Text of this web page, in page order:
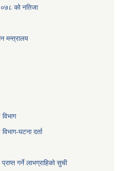
को नतिजा
मन्त्रालय
घटना दर्ता
गर्ने लाभग्राहिको सुची